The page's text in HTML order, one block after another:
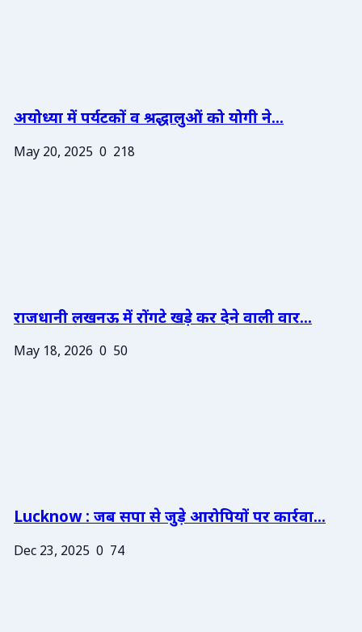
अयोध्या में पर्यटकों व श्रद्धालुओं को योगी ने...
May 20, 2025 0 218
राजधानी लखनऊ में रोंगटे खड़े कर देने वाली वार...
May 18, 2026 0 50
Lucknow : जब सपा से जुड़े आरोपियों पर कार्रवा...
Dec 23, 2025 0 74